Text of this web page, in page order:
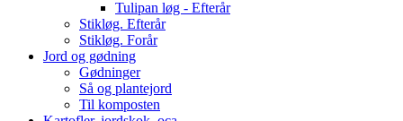
Tulipan løg - Efterår
Stikløg. Efterår
Stikløg. Forår
Jord og gødning
Gødninger
Så og plantejord
Til komposten